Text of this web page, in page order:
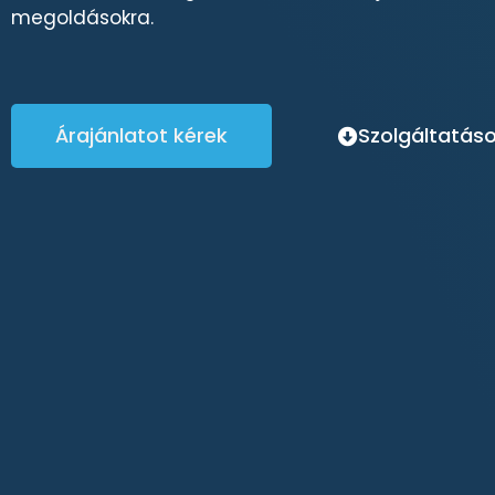
megoldásokra.
Árajánlatot kérek